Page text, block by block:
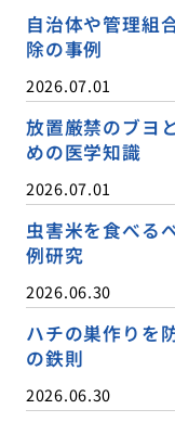
自治体や管理組
除の事例
2026.07.01
放置厳禁のブヨ
めの医学知識
2026.07.01
虫害米を食べる
例研究
2026.06.30
ハチの巣作りを
の鉄則
2026.06.30